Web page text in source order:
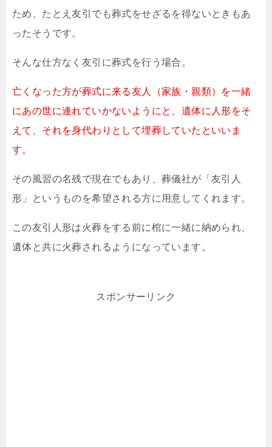
ため、たとえ友引でも葬式をせざるを得ないときもあ
ったそうです。
そんな仕方なく友引に葬式を行う場合。
亡くなった方が葬式に来る友人（家族・親類）を一緒
にあの世に連れていかないようにと、遺体に人形をそ
えて、それを身代わりとして埋葬していたといいま
す。
その風習の名残で現在でもあり、葬儀社が「友引人
形」というものを希望される方に用意してくれます。
この友引人形は火葬をする前に棺に一緒に納められ、
遺体と共に火葬されるようになっています。
スポンサーリンク